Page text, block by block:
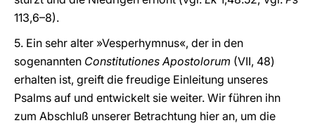
113,6–8).
5. Ein sehr alter »Vesperhymnus«, der in den
sogenannten Constitutiones Apostolorum (VII, 48)
erhalten ist, greift die freudige Einleitung unseres
Psalms auf und entwickelt sie weiter. Wir führen ihn
zum Abschluß unserer Betrachtung hier an, um die